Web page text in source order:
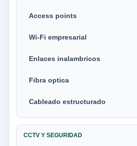
Access points
Wi-Fi empresarial
Enlaces inalambricos
Fibra optica
Cableado estructurado
CCTV Y SEGURIDAD